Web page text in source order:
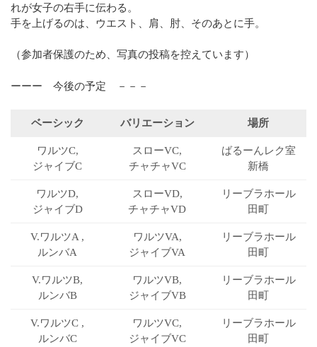
れが女子の右手に伝わる。
手を上げるのは、ウエスト、肩、肘、そのあとに手。
（参加者保護のため、写真の投稿を控えています）
ーーー 今後の予定 －－－
ベーシック バリエーション 場所
ワルツC,
ジャイブC
スローVC,
チャチャVC
ばるーんレク室
新橋
ワルツD,
ジャイブD
スローVD,
チャチャVD
リーブラホール
田町
V.ワルツA ,
ルンバA
ワルツVA,
ジャイブVA
リーブラホール
田町
V.ワルツB,
ルンバB
ワルツVB,
ジャイブVB
リーブラホール
田町
V.ワルツC ,
ルンバC
ワルツVC,
ジャイブVC
リーブラホール
田町